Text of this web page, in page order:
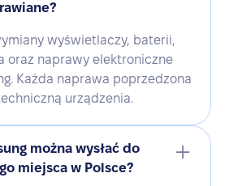
wyświetlaczy, baterii,
oraz naprawy elektroniczne
Każda naprawa poprzedzona
urządzenia.
można wysłać do
miejsca w Polsce?